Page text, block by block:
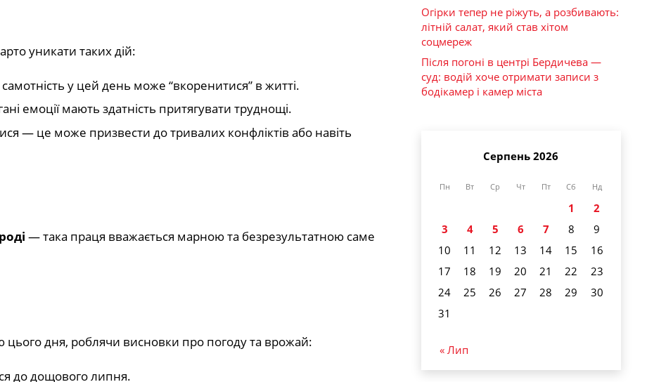
уникати таких дій:
у цей день може “вкоренитися” в житті.
емоції мають здатність притягувати труднощі.
— це може призвести до тривалих конфліктів або навіть
— така праця вважається марною та безрезультатною саме
дня, роблячи висновки про погоду та врожай:
до дощового липня.
Огірки тепер не ріжуть, а розбивають:
літній салат, який став хітом
соцмереж
Після погоні в центрі Бердичева —
суд: водій хоче отримати записи з
бодікамер і камер міста
Серпень 2026
Пн Вт Ср Чт Пт Сб Нд
1
2
3
4 5 6 7 8
9
10
11 12 13 14 15
16
17
18 19 20 21 22
23
24
25 26 27 28 29
30
31
« Лип